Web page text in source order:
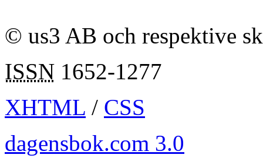
© us3 AB och respektive
ISSN 1652-1277
XHTML / CSS
dagensbok.com 3.0